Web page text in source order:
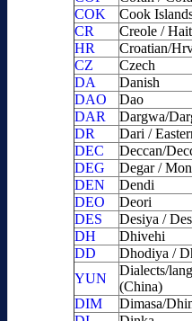
COK
Cook
CR
Creole /
HR
Croatian/
CZ
Czech
DA
Danish
DAO
Dao
DAR
Dargwa/
DR
Dari /
DEC
Deccan/
DEG
Degar /
DEN
Dendi
DEO
Deori
DES
Desiya /
DH
Dhivehi
DD
Dhodiya /
YUN
Dialects/
(China)
DIM
Dimasa/